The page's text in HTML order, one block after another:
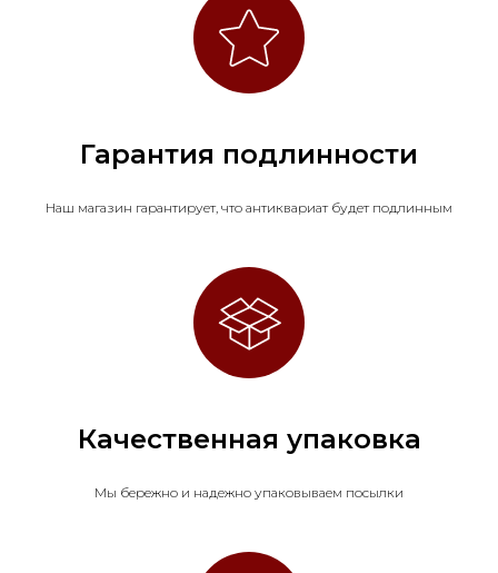
Гарантия подлинности
Наш магазин гарантирует, что антиквариат будет подлинным
Качественная упаковка
Мы бережно и надежно упаковываем посылки